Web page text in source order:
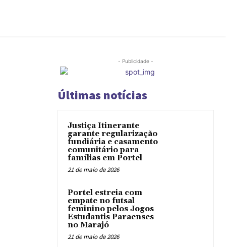
- Publicidade -
Últimas notícias
Justiça Itinerante
garante regularização
fundiária e casamento
comunitário para
famílias em Portel
21 de maio de 2026
Portel estreia com
empate no futsal
feminino pelos Jogos
Estudantis Paraenses
no Marajó
21 de maio de 2026